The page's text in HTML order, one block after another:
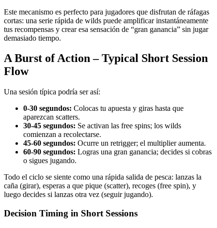
Este mecanismo es perfecto para jugadores que disfrutan de ráfagas
cortas: una serie rápida de wilds puede amplificar instantáneamente
tus recompensas y crear esa sensación de “gran ganancia” sin jugar
demasiado tiempo.
A Burst of Action – Typical Short Session
Flow
Una sesión típica podría ser así:
0‑30 segundos: Colocas tu apuesta y giras hasta que
aparezcan scatters.
30‑45 segundos: Se activan las free spins; los wilds
comienzan a recolectarse.
45‑60 segundos: Ocurre un retrigger; el multiplier aumenta.
60‑90 segundos: Logras una gran ganancia; decides si cobras
o sigues jugando.
Todo el ciclo se siente como una rápida salida de pesca: lanzas la
caña (girar), esperas a que pique (scatter), recoges (free spin), y
luego decides si lanzas otra vez (seguir jugando).
Decision Timing in Short Sessions